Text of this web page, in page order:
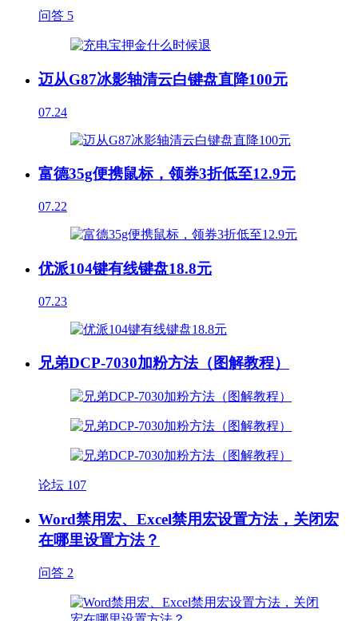
问答 5
迈从G87冰影轴清云白键盘直降100元
07.24
富德35g便携鼠标，领券3折低至12.9元
07.22
优派104键有线键盘18.8元
07.23
兄弟DCP-7030加粉方法（图解教程）
论坛 107
Word禁用宏、Excel禁用宏设置方法，关闭宏
在哪里设置方法？
问答 2